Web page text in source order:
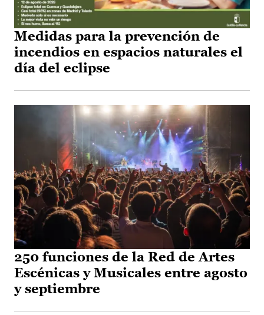
Medidas para la prevención de
incendios en espacios naturales el
día del eclipse
250 funciones de la Red de Artes
Escénicas y Musicales entre agosto
y septiembre